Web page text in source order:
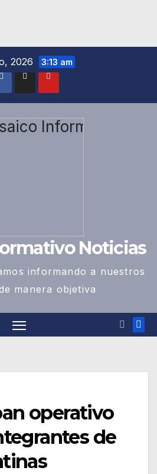
2026
3:13 am
Noticias
informando a nuestros
manera objetiva
operativo
de